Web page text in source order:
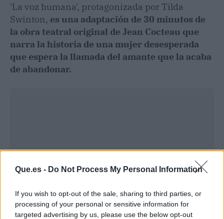
Que.es - Do Not Process My Personal Information
If you wish to opt-out of the sale, sharing to third parties, or
processing of your personal or sensitive information for
targeted advertising by us, please use the below opt-out
'La voz humana', protagonizada por Tilda
Swinton, es una adaptación de 30 minutos de
la obra teatral original de Jean Cocteau que
narra la historia de una mujer desesperada
que espera la llamada del amante que la acaba
de abandonar.